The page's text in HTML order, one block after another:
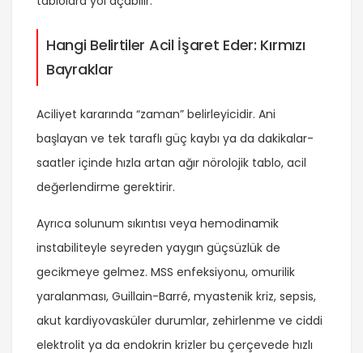
Hangi Belirtiler Acil İşaret Eder: Kırmızı
Bayraklar
Aciliyet kararında “zaman” belirleyicidir. Ani
başlayan ve tek taraflı güç kaybı ya da dakikalar-
saatler içinde hızla artan ağır nörolojik tablo, acil
değerlendirme gerektirir.
Ayrıca solunum sıkıntısı veya hemodinamik
instabiliteyle seyreden yaygın güçsüzlük de
gecikmeye gelmez. MSS enfeksiyonu, omurilik
yaralanması, Guillain-Barré, myastenik kriz, sepsis,
akut kardiyovasküler durumlar, zehirlenme ve ciddi
elektrolit ya da endokrin krizler bu çerçevede hızlı